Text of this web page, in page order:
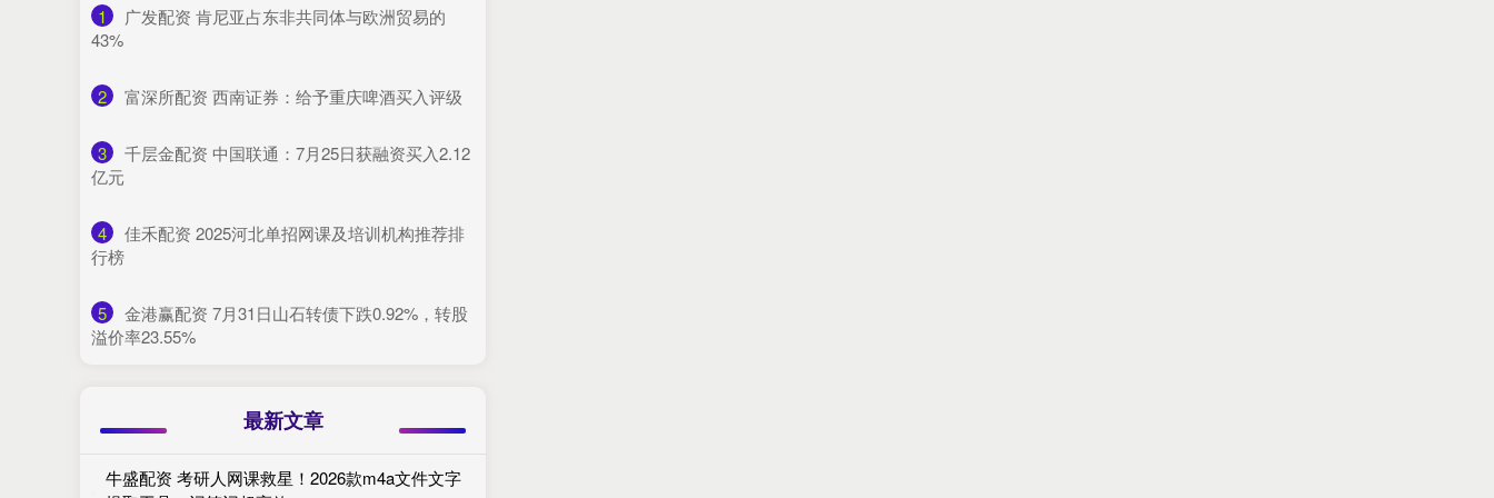
1
​广发配资 肯尼亚占东非共同体与欧洲贸易的
43%
2 ​富深所配资 西南证券：给予重庆啤酒买入评级
3
​千层金配资 中国联通：7月25日获融资买入2.12
亿元
4
​佳禾配资 2025河北单招网课及培训机构推荐排
行榜
5
​金港赢配资 7月31日山石转债下跌0.92%，转股
溢价率23.55%
最新文章
牛盛配资 考研人网课救星！2026款m4a文件文字